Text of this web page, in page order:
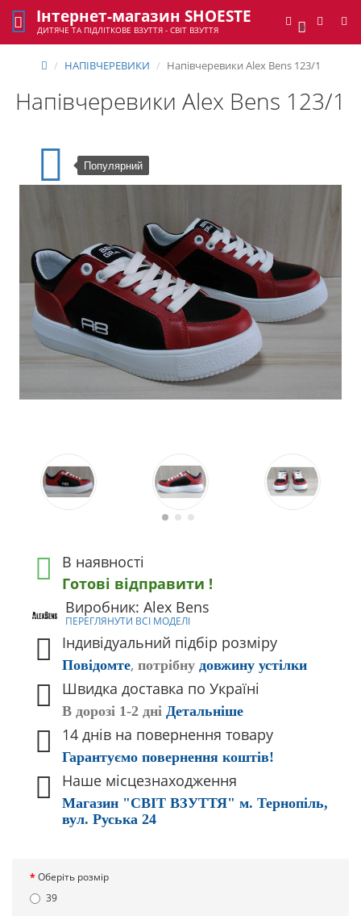
0
Інтернет-магазин SHOESTE
ДИТЯЧЕ ТА ПІДЛІТКОВЕ ВЗУТТЯ - СВІТ ВЗУТТЯ
НАПІВЧЕРЕВИКИ Напівчеревики Alex Bens 123/1
Напівчеревики Alex Bens 123/1
Популярний
В наявності
Готові відправити !
Виробник: Alex Bens
ПЕРЕГЛЯНУТИ ВСІ МОДЕЛІ
Індивідуальний підбір розміру
Повідомте, потрібну довжину устілки
Швидка доставка по Україні
В дорозі 1-2 дні Детальніше
14 днів на повернення товару
Гарантуємо повернення коштів!
Наше місцезнаходження
Магазин "СВІТ ВЗУТТЯ" м. Тернопіль,
вул. Руська 24
Оберіть розмір
39